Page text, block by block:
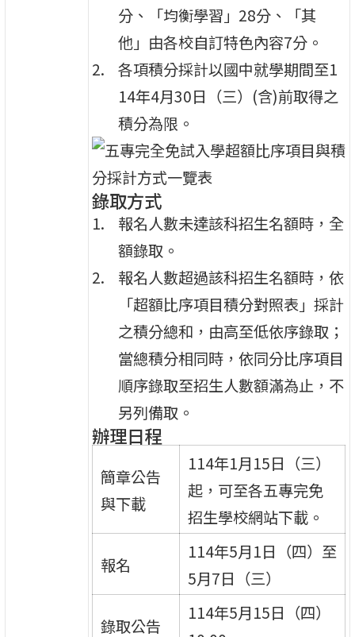
分、「均衡學習」28分、「其
他」由各校自訂特色內容7分。
各項積分採計以國中就學期間至1
14年4月30日（三）(含)前取得之
積分為限。
錄取方式
報名人數未達該科招生名額時，全
額錄取。
報名人數超過該科招生名額時，依
「超額比序項目積分對照表」採計
之積分總和，由高至低依序錄取；
當總積分相同時，依同分比序項目
順序錄取至招生人數額滿為止，不
另列備取。
辦理日程
簡章公告
與下載
114年1月15日（三）
起，可至各五專完免
招生學校網站下載。
報名
114年5月1日（四）至
5月7日（三）
錄取公告
114年5月15日（四）